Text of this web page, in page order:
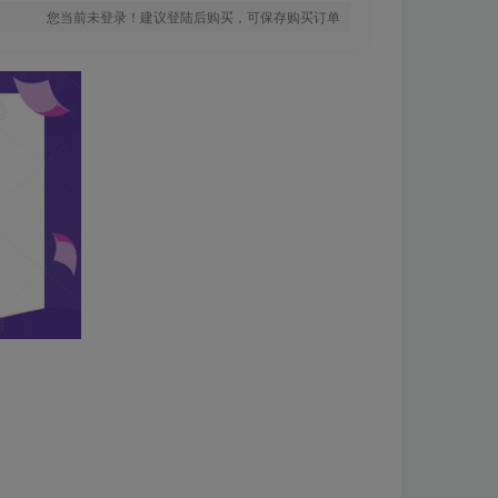
您当前未登录！建议登陆后购买，可保存购买订单